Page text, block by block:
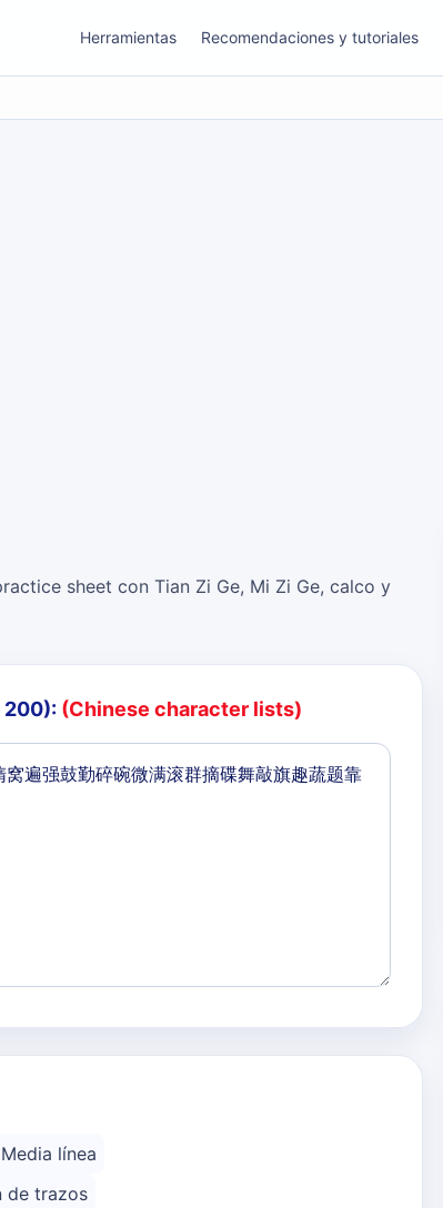
Herramientas Recomendaciones y tutoriales
sheet con Tian Zi Ge, Mi Zi Ge, calco y
200): (Chinese character lists)
línea
de trazos